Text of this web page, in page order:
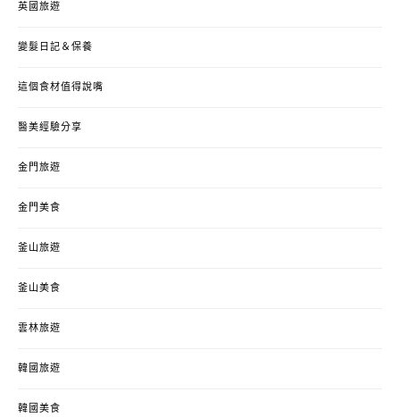
英國旅遊
變髮日記＆保養
這個食材值得說嘴
醫美經驗分享
金門旅遊
金門美食
釜山旅遊
釜山美食
雲林旅遊
韓國旅遊
韓國美食